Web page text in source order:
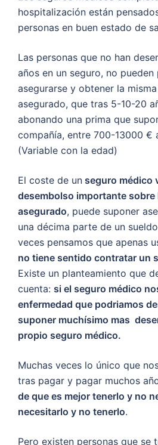
hospitalización están
personas en buen estado de
Las personas que no han
años en un seguro, no pueden
asegurarse y obtener la
asegurado, que tras 5-10-20
abonando una prima que
compañía, entre 700-13000 €
(Variable con la edad)
El coste de un seguro médico
desembolso importante sobre
asegurado, puede suponer
una décima parte de un
veces pensamos que apenas
no tiene sentido contratar un
Existe un planteamiento que
cuenta: si el seguro médico
enfermedad que podriamos
suponer muchísimo mas
propio seguro médico.
Muchas veces lo único que
tras pagar y pagar muchos
de que es mejor tenerlo y no
necesitarlo y no tenerlo.
Pero existen personas que se